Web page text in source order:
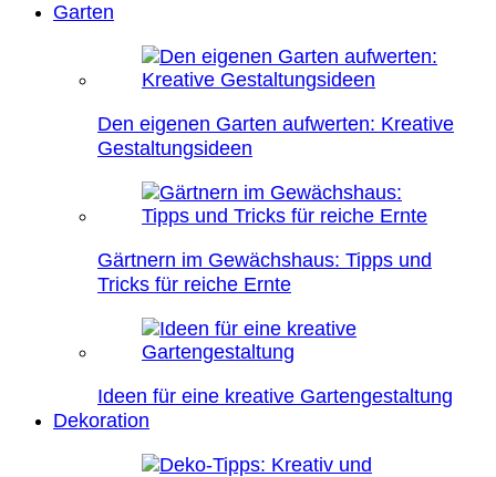
Garten
Den eigenen Garten aufwerten: Kreative
Gestaltungsideen
Gärtnern im Gewächshaus: Tipps und
Tricks für reiche Ernte
Ideen für eine kreative Gartengestaltung
Dekoration